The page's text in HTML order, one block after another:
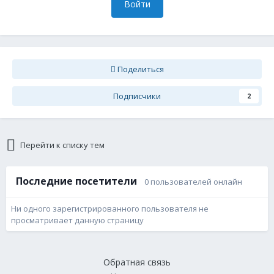
Войти
Поделиться
Подписчики 2
Перейти к списку тем
Последние посетители 0 пользователей онлайн
Ни одного зарегистрированного пользователя не
просматривает данную страницу
Обратная связь